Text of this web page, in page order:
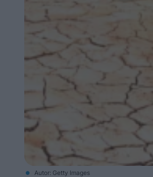
Autor: Getty Images